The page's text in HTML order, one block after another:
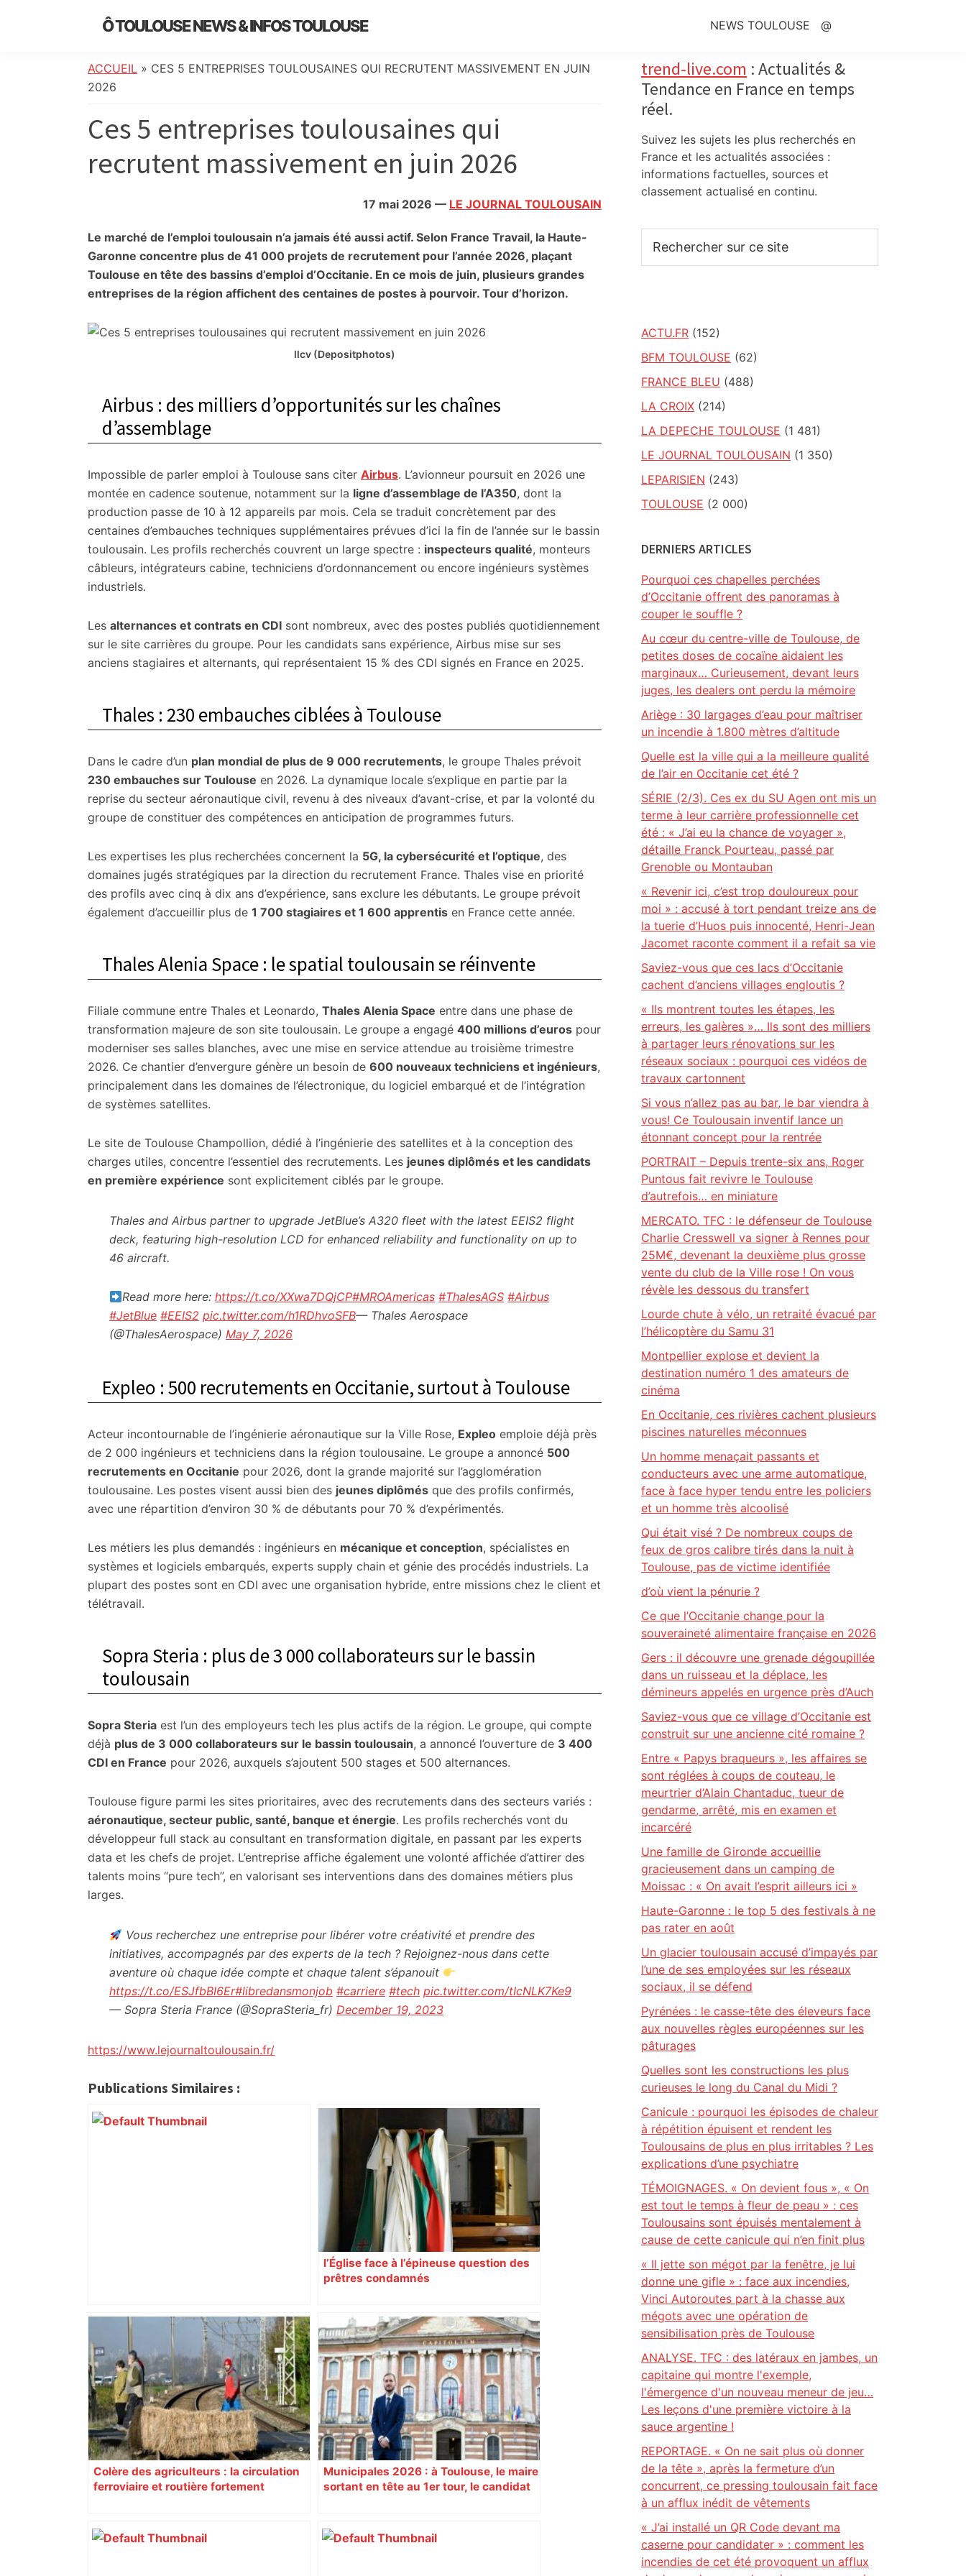
Ô TOULOUSE NEWS & INFOS TOULOUSE
de
l’actualité
:
info
locale,
société,
météo,
divers
et
initiatives
NEWS TOULOUSE @
ACCUEIL » CES 5 ENTREPRISES TOULOUSAINES QUI RECRUTENT MASSIVEMENT EN JUIN
2026
Ces 5 entreprises toulousaines qui
recrutent massivement en juin 2026
17 mai 2026 — LE JOURNAL TOULOUSAIN
Le marché de l’emploi toulousain n’a jamais été aussi actif. Selon France Travail, la Haute-
Garonne concentre plus de 41 000 projets de recrutement pour l’année 2026, plaçant
Toulouse en tête des bassins d’emploi d’Occitanie. En ce mois de juin, plusieurs grandes
entreprises de la région affichent des centaines de postes à pourvoir. Tour d’horizon.
llcv (Depositphotos)
Airbus : des milliers d’opportunités sur les chaînes
d’assemblage
Impossible de parler emploi à Toulouse sans citer Airbus. L’avionneur poursuit en 2026 une
montée en cadence soutenue, notamment sur la ligne d’assemblage de l’A350, dont la
production passe de 10 à 12 appareils par mois. Cela se traduit concrètement par des
centaines d’embauches techniques supplémentaires prévues d’ici la fin de l’année sur le bassin
toulousain. Les profils recherchés couvrent un large spectre : inspecteurs qualité, monteurs
câbleurs, intégrateurs cabine, techniciens d’ordonnancement ou encore ingénieurs systèmes
industriels.
Les alternances et contrats en CDI sont nombreux, avec des postes publiés quotidiennement
sur le site carrières du groupe. Pour les candidats sans expérience, Airbus mise sur ses
anciens stagiaires et alternants, qui représentaient 15 % des CDI signés en France en 2025.
Thales : 230 embauches ciblées à Toulouse
Dans le cadre d’un plan mondial de plus de 9 000 recrutements, le groupe Thales prévoit
230 embauches sur Toulouse en 2026. La dynamique locale s’explique en partie par la
reprise du secteur aéronautique civil, revenu à des niveaux d’avant-crise, et par la volonté du
groupe de constituer des compétences en anticipation de programmes futurs.
Les expertises les plus recherchées concernent la 5G, la cybersécurité et l’optique, des
domaines jugés stratégiques par la direction du recrutement France. Thales vise en priorité
des profils avec cinq à dix ans d’expérience, sans exclure les débutants. Le groupe prévoit
également d’accueillir plus de 1 700 stagiaires et 1 600 apprentis en France cette année.
Thales Alenia Space : le spatial toulousain se réinvente
Filiale commune entre Thales et Leonardo, Thales Alenia Space entre dans une phase de
transformation majeure de son site toulousain. Le groupe a engagé 400 millions d’euros pour
moderniser ses salles blanches, avec une mise en service attendue au troisième trimestre
2026. Ce chantier d’envergure génère un besoin de 600 nouveaux techniciens et ingénieurs,
principalement dans les domaines de l’électronique, du logiciel embarqué et de l’intégration
de systèmes satellites.
Le site de Toulouse Champollion, dédié à l’ingénierie des satellites et à la conception des
charges utiles, concentre l’essentiel des recrutements. Les jeunes diplômés et les candidats
en première expérience sont explicitement ciblés par le groupe.
Thales and Airbus partner to upgrade JetBlue’s A320 fleet with the latest EEIS2 flight
deck, featuring high-resolution LCD for enhanced reliability and functionality on up to
46 aircraft.
Read more here:https://t.co/XXwa7DQjCP#MROAmericas #ThalesAGS #Airbus
#JetBlue #EEIS2 pic.twitter.com/h1RDhvoSFB— Thales Aerospace
(@ThalesAerospace) May 7, 2026
Expleo : 500 recrutements en Occitanie, surtout à Toulouse
Acteur incontournable de l’ingénierie aéronautique sur la Ville Rose, Expleo emploie déjà près
de 2 000 ingénieurs et techniciens dans la région toulousaine. Le groupe a annoncé 500
recrutements en Occitanie pour 2026, dont la grande majorité sur l’agglomération
toulousaine. Les postes visent aussi bien des jeunes diplômés que des profils confirmés,
avec une répartition d’environ 30 % de débutants pour 70 % d’expérimentés.
Les métiers les plus demandés : ingénieurs en mécanique et conception, spécialistes en
systèmes et logiciels embarqués, experts supply chain et génie des procédés industriels. La
plupart des postes sont en CDI avec une organisation hybride, entre missions chez le client et
télétravail.
Sopra Steria : plus de 3 000 collaborateurs sur le bassin
toulousain
Sopra Steria est l’un des employeurs tech les plus actifs de la région. Le groupe, qui compte
déjà plus de 3 000 collaborateurs sur le bassin toulousain, a annoncé l’ouverture de 3 400
CDI en France pour 2026, auxquels s’ajoutent 500 stages et 500 alternances.
Toulouse figure parmi les sites prioritaires, avec des recrutements dans des secteurs variés :
aéronautique, secteur public, santé, banque et énergie. Les profils recherchés vont du
développeur full stack au consultant en transformation digitale, en passant par les experts
data et les chefs de projet. L’entreprise affiche également une volonté affichée d’attirer des
talents moins “pure tech”, en valorisant ses interventions dans des domaines métiers plus
larges.
Vous recherchez une entreprise pour libérer votre créativité et prendre des
initiatives, accompagnés par des experts de la tech ? Rejoignez-nous dans cette
aventure où chaque idée compte et chaque talent s’épanouit
https://t.co/ESJfbBI6Er#libredansmonjob #carriere #tech pic.twitter.com/tIcNLK7Ke9
— Sopra Steria France (@SopraSteria_fr) December 19, 2023
https://www.lejournaltoulousain.fr/
Publications Similaires :
« Rien d'inquiétant » pour Guillaume
Restes, le gardien de Toulouse, après
sa sortie à Metz – L'Équipe
l’Église face à l’épineuse question des
prêtres condamnés
Colère des agriculteurs : la circulation
ferroviaire et routière fortement
Municipales 2026 : à Toulouse, le maire
sortant en tête au 1er tour, le candidat
Primary
Sidebar
trend-live.com : Actualités &
Tendance en France en temps
réel.
Suivez les sujets les plus recherchés en
France et les actualités associées :
informations factuelles, sources et
classement actualisé en continu.
sur
ACTU.FR (152)
BFM TOULOUSE (62)
FRANCE BLEU (488)
LA CROIX (214)
LA DEPECHE TOULOUSE (1 481)
LE JOURNAL TOULOUSAIN (1 350)
LEPARISIEN (243)
TOULOUSE (2 000)
DERNIERS ARTICLES
Pourquoi ces chapelles perchées
d’Occitanie offrent des panoramas à
couper le souffle ?
Au cœur du centre-ville de Toulouse, de
petites doses de cocaïne aidaient les
marginaux… Curieusement, devant leurs
juges, les dealers ont perdu la mémoire
Ariège : 30 largages d’eau pour maîtriser
un incendie à 1.800 mètres d’altitude
Quelle est la ville qui a la meilleure qualité
de l’air en Occitanie cet été ?
SÉRIE (2/3). Ces ex du SU Agen ont mis un
terme à leur carrière professionnelle cet
été : « J’ai eu la chance de voyager »,
détaille Franck Pourteau, passé par
Grenoble ou Montauban
« Revenir ici, c’est trop douloureux pour
moi » : accusé à tort pendant treize ans de
la tuerie d’Huos puis innocenté, Henri-Jean
Jacomet raconte comment il a refait sa vie
Saviez-vous que ces lacs d’Occitanie
cachent d’anciens villages engloutis ?
« Ils montrent toutes les étapes, les
erreurs, les galères »… Ils sont des milliers
à partager leurs rénovations sur les
réseaux sociaux : pourquoi ces vidéos de
travaux cartonnent
Si vous n’allez pas au bar, le bar viendra à
vous! Ce Toulousain inventif lance un
étonnant concept pour la rentrée
PORTRAIT – Depuis trente-six ans, Roger
Puntous fait revivre le Toulouse
d’autrefois… en miniature
MERCATO. TFC : le défenseur de Toulouse
Charlie Cresswell va signer à Rennes pour
25M€, devenant la deuxième plus grosse
vente du club de la Ville rose ! On vous
révèle les dessous du transfert
Lourde chute à vélo, un retraité évacué par
l’hélicoptère du Samu 31
Montpellier explose et devient la
destination numéro 1 des amateurs de
cinéma
En Occitanie, ces rivières cachent plusieurs
piscines naturelles méconnues
Un homme menaçait passants et
conducteurs avec une arme automatique,
face à face hyper tendu entre les policiers
et un homme très alcoolisé
Qui était visé ? De nombreux coups de
feux de gros calibre tirés dans la nuit à
Toulouse, pas de victime identifiée
d’où vient la pénurie ?
Ce que l’Occitanie change pour la
souveraineté alimentaire française en 2026
Gers : il découvre une grenade dégoupillée
dans un ruisseau et la déplace, les
démineurs appelés en urgence près d’Auch
Saviez-vous que ce village d’Occitanie est
construit sur une ancienne cité romaine ?
Entre « Papys braqueurs », les affaires se
sont réglées à coups de couteau, le
meurtrier d’Alain Chantaduc, tueur de
gendarme, arrêté, mis en examen et
incarcéré
Une famille de Gironde accueillie
gracieusement dans un camping de
Moissac : « On avait l’esprit ailleurs ici »
Haute-Garonne : le top 5 des festivals à ne
pas rater en août
Un glacier toulousain accusé d’impayés par
l’une de ses employées sur les réseaux
sociaux, il se défend
Pyrénées : le casse-tête des éleveurs face
aux nouvelles règles européennes sur les
pâturages
Quelles sont les constructions les plus
curieuses le long du Canal du Midi ?
Canicule : pourquoi les épisodes de chaleur
à répétition épuisent et rendent les
Toulousains de plus en plus irritables ? Les
explications d’une psychiatre
TÉMOIGNAGES. « On devient fous », « On
est tout le temps à fleur de peau » : ces
Toulousains sont épuisés mentalement à
cause de cette canicule qui n’en finit plus
« Il jette son mégot par la fenêtre, je lui
donne une gifle » : face aux incendies,
Vinci Autoroutes part à la chasse aux
mégots avec une opération de
sensibilisation près de Toulouse
ANALYSE. TFC : des latéraux en jambes, un
capitaine qui montre l'exemple,
l'émergence d'un nouveau meneur de jeu…
Les leçons d'une première victoire à la
sauce argentine !
REPORTAGE. « On ne sait plus où donner
de la tête », après la fermeture d’un
concurrent, ce pressing toulousain fait face
à un afflux inédit de vêtements
« J’ai installé un QR Code devant ma
caserne pour candidater » : comment les
incendies de cet été provoquent un afflux